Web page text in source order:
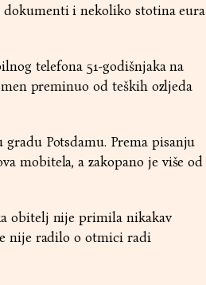
i nekoliko stotina eura
telefona 51-godišnjaka na
preminuo od teških ozljeda
Potsdamu. Prema pisanju
mobitela, a zakopano je više od
obitelj nije primila nikakav
nije radilo o otmici radi